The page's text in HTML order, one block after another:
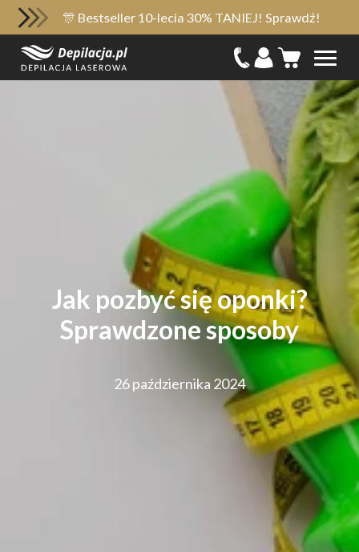
🎊 Bestseller 10-lecia 30% TANIEJ! Sprawdź!
Jak pozbyć się oponki?
Sprawdzone sposoby
26 października 2024